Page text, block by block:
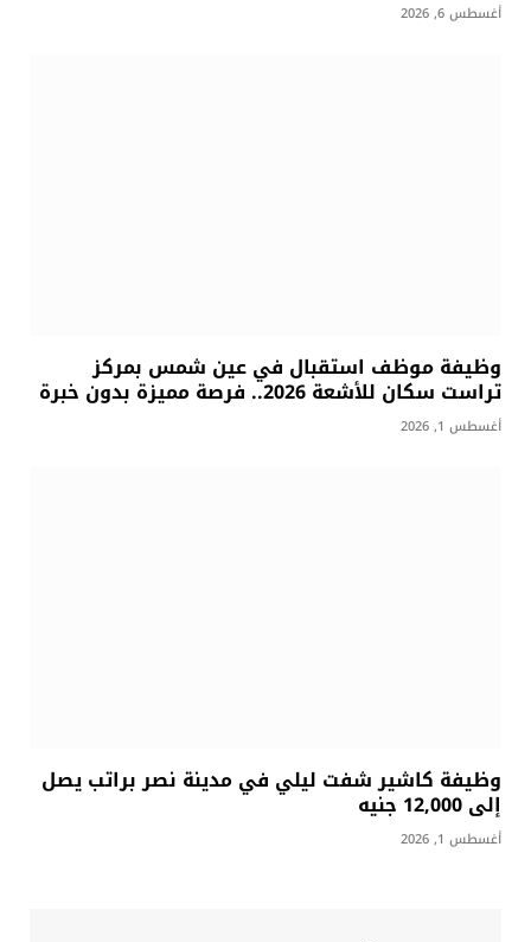
أغسطس 6, 2026
وظيفة موظف استقبال في عين شمس بمركز
تراست سكان للأشعة 2026.. فرصة مميزة بدون خبرة
أغسطس 1, 2026
وظيفة كاشير شفت ليلي في مدينة نصر براتب يصل
إلى 12,000 جنيه
أغسطس 1, 2026